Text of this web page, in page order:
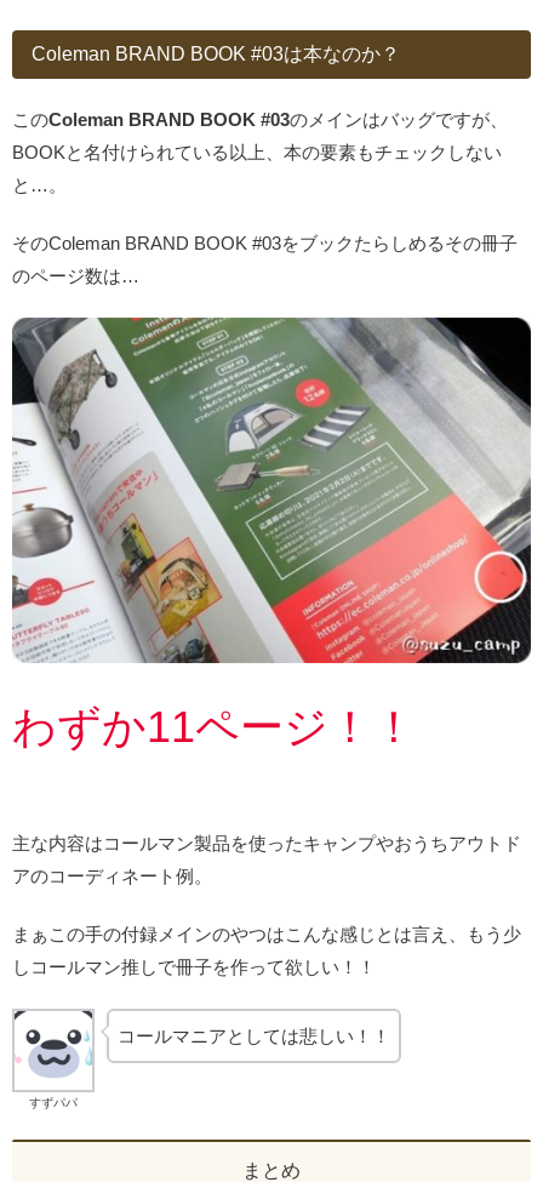
Coleman BRAND BOOK #03は本なのか？
このColeman BRAND BOOK #03のメインはバッグですが、
BOOKと名付けられている以上、本の要素もチェックしない
と…。
そのColeman BRAND BOOK #03をブックたらしめるその冊子
のページ数は…
わずか11ページ！！
主な内容はコールマン製品を使ったキャンプやおうちアウトド
アのコーディネート例。
まぁこの手の付録メインのやつはこんな感じとは言え、もう少
しコールマン推しで冊子を作って欲しい！！
すずパパ
コールマニアとしては悲しい！！
まとめ